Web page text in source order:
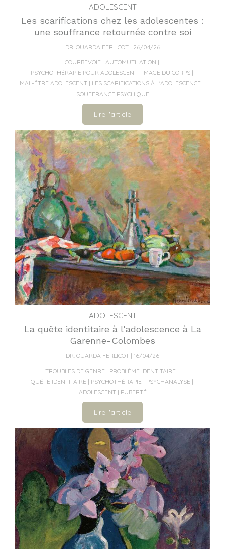
ADOLESCENT
Les scarifications chez les adolescentes :
une souffrance retournée contre soi
DR. OUARDA FERLICOT
26/04/26
COURBEVOIE
AUTOMUTILATION
PSYCHOTHÉRAPIE POUR ADOLESCENT
IMAGE DU CORPS
MAL-ÊTRE ADOLESCENT
LES SCARIFICATIONS À L'ADOLESCENCE
SOUFFRANCE PSYCHIQUE
Lire l'article
ADOLESCENT
La quête identitaire à l'adolescence à La
Garenne-Colombes
DR. OUARDA FERLICOT 16/04/26
TROUBLES DE GENRE
PROBLÈME IDENTITAIRE
QUÊTE IDENTITAIRE
PSYCHOTHÉRAPIE
PSYCHANALYSE
ADOLESCENT
PUBERTÉ
Lire l'article